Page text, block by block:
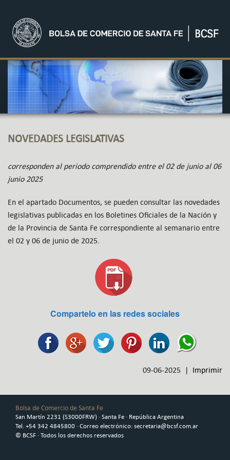
NOVEDADES LEGISLATIVAS
corresponden al periodo comprendido entre el 02 de junio al 06
junio 2025
En el apartado Documentos, se pueden consultar las novedades
legislativas publicadas en los Boletines Oficiales de la Nación y
de la Provincia de Santa Fe correspondiente al semanario entre
el 02 y 06 de junio de 2025.
Compartelo en las redes sociales
09-06-2025 | Imprimir
Bolsa de Comercio de Santa Fe
San Martín 2231 (S3000FRW) · Santa Fe · República Argentina
Tel. +54 342 4845800 · Correo electrónico: secretaria@bcsf.com.ar
© BCSF · Todos los derechos reservados